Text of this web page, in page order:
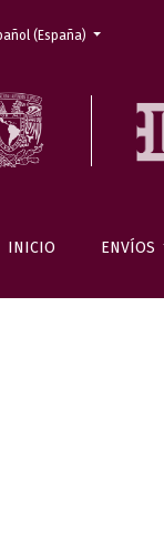
INICIO ENVÍOS
el idioma. El actual es:
(España)